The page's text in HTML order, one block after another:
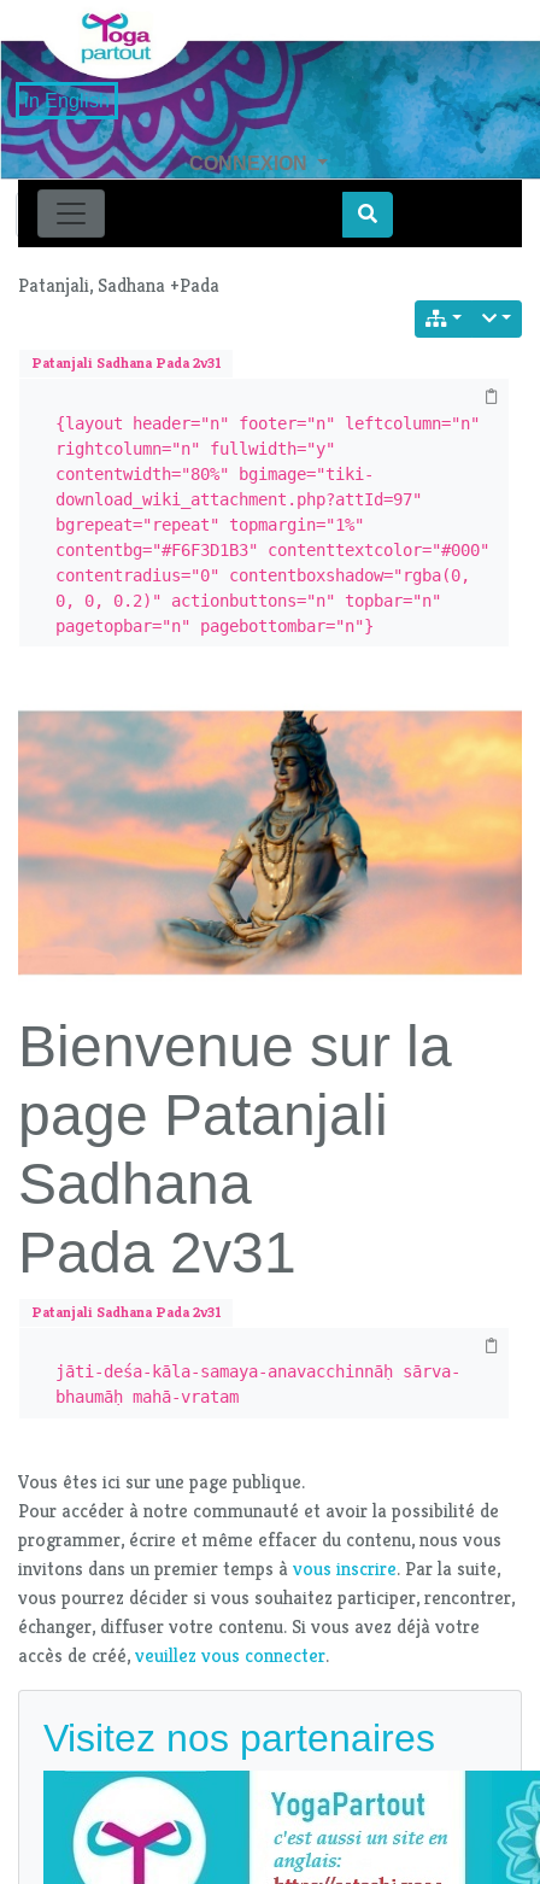
in English
CONNEXION
Find
Patanjali, Sadhana +Pada
Patanjali Sadhana Pada 2v31
{layout header="n" footer="n" leftcolumn="n"
rightcolumn="n" fullwidth="y"
contentwidth="80%" bgimage="tiki-
download_wiki_attachment.php?attId=97"
bgrepeat="repeat" topmargin="1%"
contentbg="#F6F3D1B3" contenttextcolor="#000"
contentradius="0" contentboxshadow="rgba(0,
0, 0, 0.2)" actionbuttons="n" topbar="n"
pagetopbar="n" pagebottombar="n"}
Bienvenue sur la
page Patanjali
Sadhana
Pada 2v31
Patanjali Sadhana Pada 2v31
jāti-deśa-kāla-samaya-anavacchinnāḥ sārva-
bhaumāḥ mahā-vratam
Vous êtes ici sur une page publique.
Pour accéder à notre communauté et avoir la possibilité de
programmer, écrire et même effacer du contenu, nous vous
invitons dans un premier temps àvous inscrire. Par la suite,
vous pourrez décider si vous souhaitez participer, rencontrer,
échanger, diffuser votre contenu. Si vous avez déjà votre
accès de créé,veuillez vous connecter.
Visitez nos partenaires